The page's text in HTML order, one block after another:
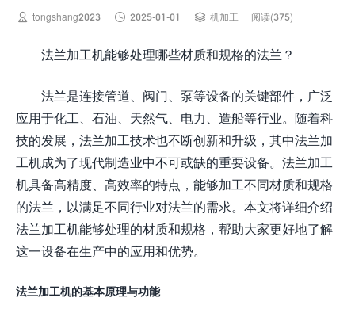
 tongshang2023  2025-01-01  机加工 阅读(375)
法兰加工机能够处理哪些材质和规格的法兰？
法兰是连接管道、阀门、泵等设备的关键部件，广泛
应用于化工、石油、天然气、电力、造船等行业。随着科
技的发展，法兰加工技术也不断创新和升级，其中法兰加
工机成为了现代制造业中不可或缺的重要设备。法兰加工
机具备高精度、高效率的特点，能够加工不同材质和规格
的法兰，以满足不同行业对法兰的需求。本文将详细介绍
法兰加工机能够处理的材质和规格，帮助大家更好地了解
这一设备在生产中的应用和优势。
法兰加工机的基本原理与功能